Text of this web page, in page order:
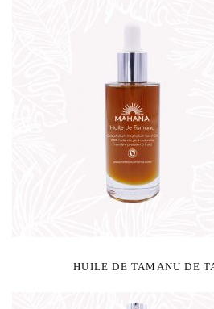
HUILE DE TAMANU DE